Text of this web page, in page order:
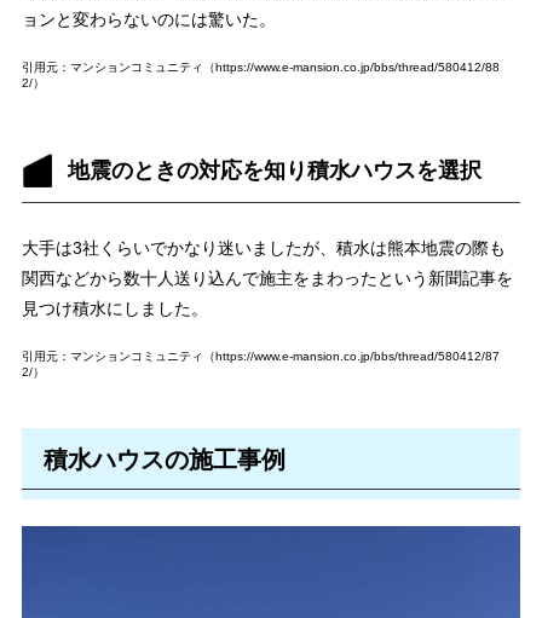
ョンと変わらないのには驚いた。
引用元：マンションコミュニティ（https://www.e-mansion.co.jp/bbs/thread/580412/88
2/）
地震のときの対応を知り積水ハウスを選択
大手は3社くらいでかなり迷いましたが、積水は熊本地震の際も
関西などから数十人送り込んで施主をまわったという新聞記事を
見つけ積水にしました。
引用元：マンションコミュニティ（https://www.e-mansion.co.jp/bbs/thread/580412/87
2/）
積水ハウスの施工事例